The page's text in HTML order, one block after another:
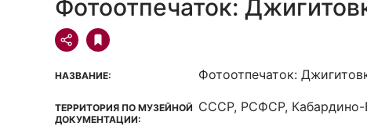
Фотоотпечаток:
НАЗВАНИЕ: Фотоотпечаток:
ТЕРРИТОРИЯ ПО МУЗЕЙНОЙ
ДОКУМЕНТАЦИИ:
СССР, РСФСР, Кабардино-